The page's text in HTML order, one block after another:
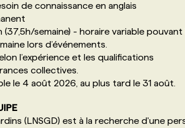
de connaissance en anglais
(37,5h/semaine) - horaire variable
lors d’événements.
l’expérience et les qualifications
collectives.
le 4 août 2026, au plus tard le 31 août.
(LNSGD) est à la recherche d'une